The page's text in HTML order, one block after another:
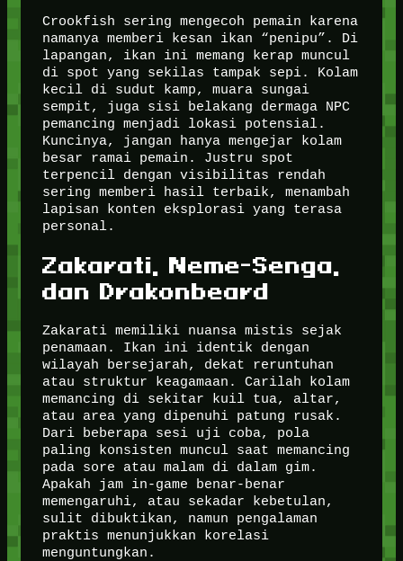
Crookfish sering mengecoh pemain karena
namanya memberi kesan ikan “penipu”. Di
lapangan, ikan ini memang kerap muncul
di spot yang sekilas tampak sepi. Kolam
kecil di sudut kamp, muara sungai
sempit, juga sisi belakang dermaga NPC
pemancing menjadi lokasi potensial.
Kuncinya, jangan hanya mengejar kolam
besar ramai pemain. Justru spot
terpencil dengan visibilitas rendah
sering memberi hasil terbaik, menambah
lapisan konten eksplorasi yang terasa
personal.
Zakarati, Neme-Senga,
dan Drakonbeard
Zakarati memiliki nuansa mistis sejak
penamaan. Ikan ini identik dengan
wilayah bersejarah, dekat reruntuhan
atau struktur keagamaan. Carilah kolam
memancing di sekitar kuil tua, altar,
atau area yang dipenuhi patung rusak.
Dari beberapa sesi uji coba, pola
paling konsisten muncul saat memancing
pada sore atau malam di dalam gim.
Apakah jam in-game benar-benar
memengaruhi, atau sekadar kebetulan,
sulit dibuktikan, namun pengalaman
praktis menunjukkan korelasi
menguntungkan.